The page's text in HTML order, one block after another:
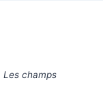
Les champs